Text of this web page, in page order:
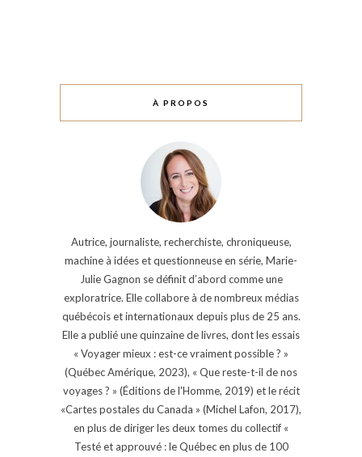
À PROPOS
Autrice, journaliste, recherchiste, chroniqueuse,
machine à idées et questionneuse en série, Marie-
Julie Gagnon se définit d’abord comme une
exploratrice. Elle collabore à de nombreux médias
québécois et internationaux depuis plus de 25 ans.
Elle a publié une quinzaine de livres, dont les essais
« Voyager mieux : est-ce vraiment possible ? »
(Québec Amérique, 2023), « Que reste-t-il de nos
voyages ? » (Éditions de l'Homme, 2019) et le récit
«Cartes postales du Canada » (Michel Lafon, 2017),
en plus de diriger les deux tomes du collectif «
Testé et approuvé : le Québec en plus de 100